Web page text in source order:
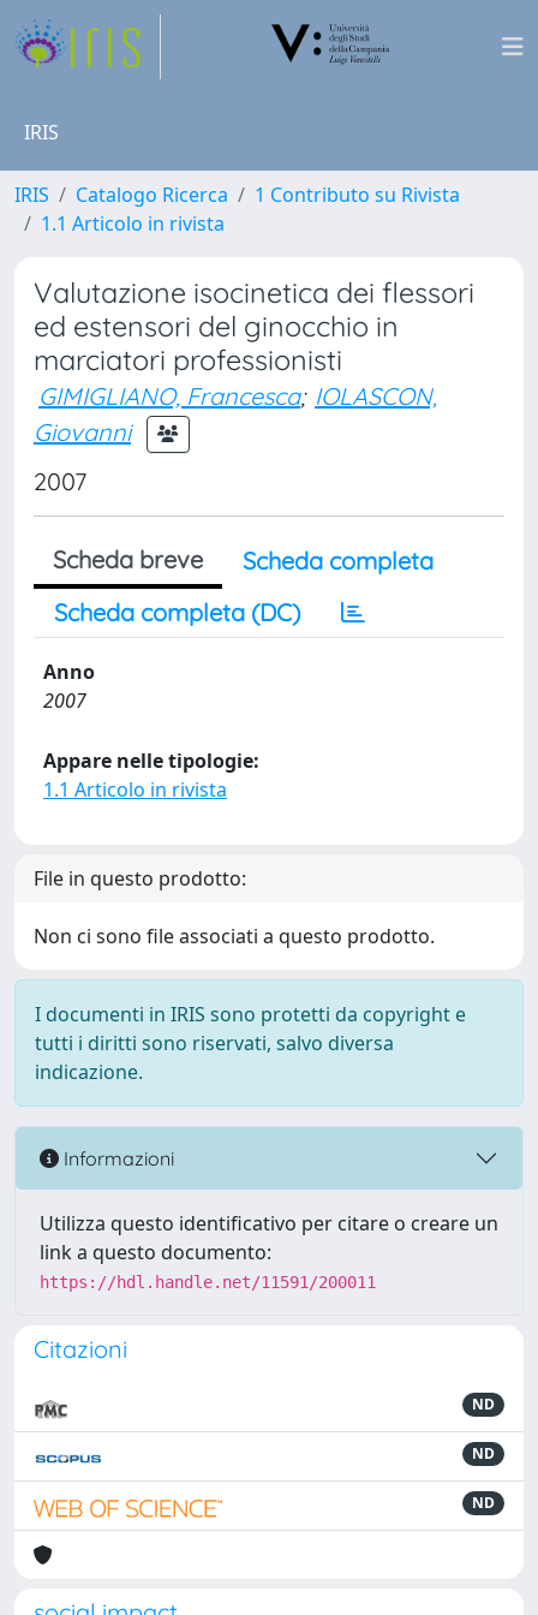
IRIS
IRIS Catalogo Ricerca
1 Contributo su Rivista
1.1 Articolo in rivista
Valutazione isocinetica dei flessori
ed estensori del ginocchio in
marciatori professionisti
GIMIGLIANO, Francesca; IOLASCON,
Giovanni
2007
Scheda breve
Scheda completa
Scheda completa (DC)
Anno
2007
Appare nelle tipologie:
1.1 Articolo in rivista
File in questo prodotto:
Non ci sono file associati a questo prodotto.
I documenti in IRIS sono protetti da copyright e
tutti i diritti sono riservati, salvo diversa
indicazione.
Informazioni
Utilizza questo identificativo per citare o creare un
link a questo documento:
https://hdl.handle.net/11591/200011
Citazioni
ND
ND
ND